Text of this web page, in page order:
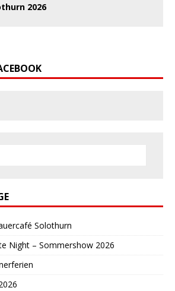
2026
Solothurn
Night – Sommershow 2026